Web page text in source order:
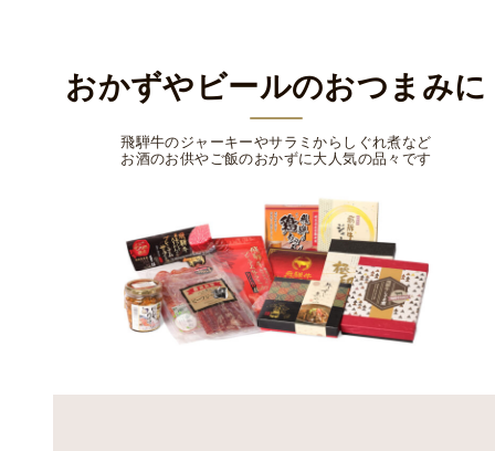
おかずやビールのおつまみに
飛騨牛のジャーキーやサラミからしぐれ煮など
お酒のお供やご飯のおかずに大人気の品々です